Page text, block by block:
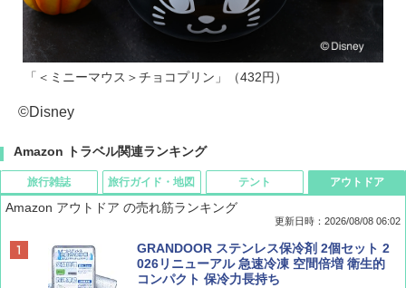
「＜ミニーマウス＞チョコプリン」（432円）
©Disney
Amazon トラベル関連ランキング
旅行雑誌
BE-PAL(ビ-パル) 2026年 9 月号【特別付録:
SOTO ミニマル"旅"財布 ランダム2種】
旅行ガイド・地図
D40 地球の歩き方 チェンマイ タイ北部の魅
力的な町 2026～2027 地球の歩き方D アジア
テント
[キャンパーズコレクション 山善] ポップアッ
プテント 傘みたいに広げて畳める パッとサ
ッとサンシェード キューブ フルクローズ メ
アウトドア
Amazon アウトドア の売れ筋ランキング
更新日時：2026/08/08 06:02
GRANDOOR ステンレス保冷剤 2個セット 2
026リニューアル 急速冷凍 空間倍増 衛生的
コンパクト 保冷力長持ち